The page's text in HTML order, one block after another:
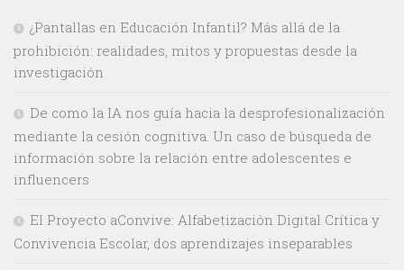
¿Pantallas en Educación Infantil? Más allá de la
prohibición: realidades, mitos y propuestas desde la
investigación
De como la IA nos guía hacia la desprofesionalización
mediante la cesión cognitiva. Un caso de búsqueda de
información sobre la relación entre adolescentes e
influencers
El Proyecto aConvive: Alfabetización Digital Crítica y
Convivencia Escolar, dos aprendizajes inseparables